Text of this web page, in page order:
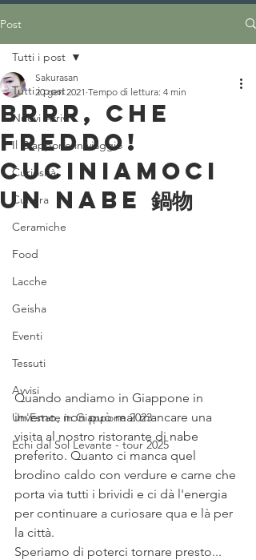
Post
Tutti i post
Nuovi Arrivi
Il Giappone in viaggio
Curiosità
Cultura
Ceramiche
Food
Lacche
Geisha
Eventi
Tessuti
Avvisi
Un'Estate in Giappone 2023
Echi dal Sol Levante - tour 2025
Tutti i post
Brrr, che
freddo!
Cuciniamoci
un NABE 鍋物
Sakurasan
20 gen 2021 Tempo di lettura: 4 min
Quando andiamo in Giappone in
inverno, non può mai mancare una
visita al nostro ristorante di nabe
preferito. Quanto ci manca quel
brodino caldo con verdure e carne che
porta via tutti i brividi e ci dà l'energia
per continuare a curiosare qua e là per
la città.
Speriamo di poterci tornare presto...